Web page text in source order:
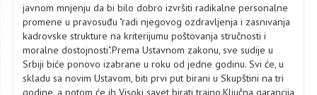
javnom mnjenju da bi bilo dobro izvršiti radikalne personalne
promene u pravosuđu "radi njegovog ozdravljenja i zasnivanja
kadrovske strukture na kriterijumu poštovanja stručnosti i
moralne dostojnosti".Prema Ustavnom zakonu, sve sudije u
Srbiji biće ponovo izabrane u roku od jedne godinu. Svi će, u
skladu sa novim Ustavom, biti prvi put birani u Skupštini na tri